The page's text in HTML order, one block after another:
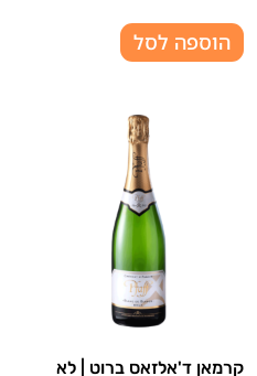
הוספה לסל
קרמאן ד'אלזאס ברוט | לא